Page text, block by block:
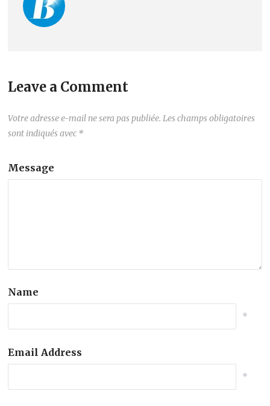
Leave a Comment
Votre adresse e-mail ne sera pas publiée. Les champs obligatoires
sont indiqués avec *
Message
Name
*
Email Address
*